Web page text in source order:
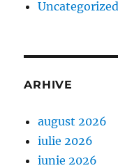
Uncategorized
ARHIVE
august 2026
iulie 2026
iunie 2026